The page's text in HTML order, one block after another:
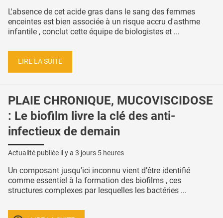
L'absence de cet acide gras dans le sang des femmes
enceintes est bien associée à un risque accru d'asthme
infantile , conclut cette équipe de biologistes et ...
LIRE LA SUITE
PLAIE CHRONIQUE, MUCOVISCIDOSE
: Le biofilm livre la clé des anti-
infectieux de demain
Actualité publiée il y a 3 jours 5 heures
Un composant jusqu'ici inconnu vient d’être identifié
comme essentiel à la formation des biofilms , ces
structures complexes par lesquelles les bactéries ...